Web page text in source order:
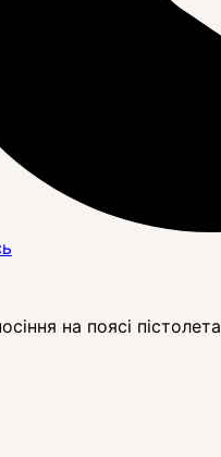
на поясі пістолета